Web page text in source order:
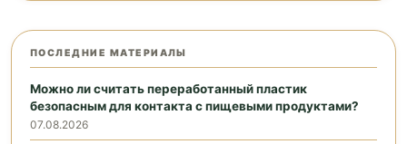
ПОСЛЕДНИЕ МАТЕРИАЛЫ
Можно ли считать переработанный пластик
безопасным для контакта с пищевыми продуктами?
07.08.2026